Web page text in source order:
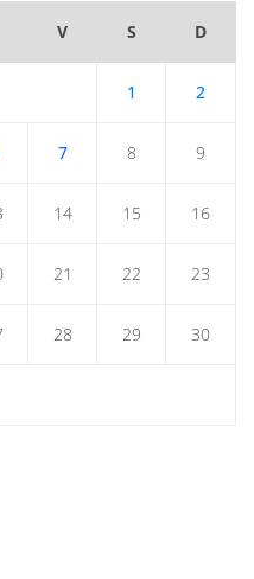
V S D
1 2
7 8 9
14 15 16
21 22 23
28 29 30